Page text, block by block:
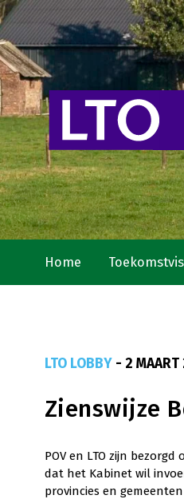
Home
LTO LOBBY- 2 MAART
Zienswijze
POV en LTO zijn
dat het Kabinet wil
provincies en